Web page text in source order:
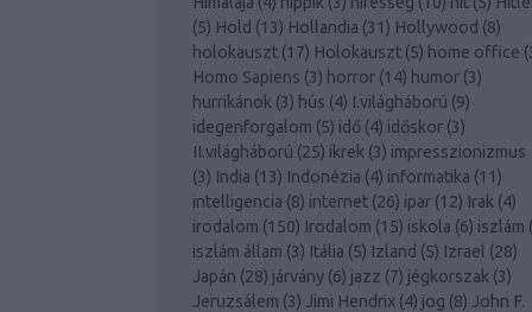
(5) Hold (13) Hollandia (31) Hollywood (8)
holokauszt (17) Holokauszt (5) home office (
Homo Sapiens (3) horror (14) humor (3)
hurrikánok (3) hús (4) I.világháború (9)
idegenforgalom (5) idő (4) időskor (3)
II.világháború (25) ikrek (3) impresszionizmus
(3) India (13) Indonézia (4) informatika (11)
intelligencia (8) internet (26) ipar (12) Irak (4)
irodalom (150) Irodalom (15) iskola (6) iszlám (
iszlám állam (3) Itália (5) Izland (5) Izrael (28)
Japán (28) járvány (6) jazz (7) jégkorszak (3)
Jeruzsálem (3) Jimi Hendrix (4) jog (8) John F.